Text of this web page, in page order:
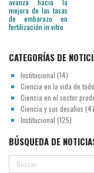
CATEGORÍAS DE
Institucional (14)
Ciencia en la vida de
Ciencia en el sector
Ciencia y sus desafíos
Institucional (125)
BÚSQUEDA DE